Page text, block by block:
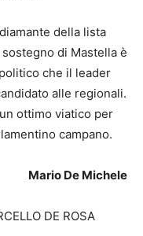
della lista
di Mastella è
che il leader
alle regionali.
ottimo viatico per
campano.
Mario De Michele
DE ROSA